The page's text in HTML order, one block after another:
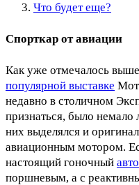
Что будет еще?
Спорткар от авиации
Как уже отмечалось
популярной выставке
недавно в столичном
признаться, было
них выделялся и
авиационным мотором.
настоящий гоночный
поршневым, а с